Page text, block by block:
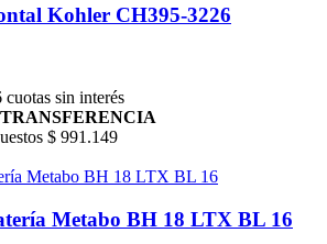
Kohler CH395-3226
sin interés
$ 991.149
Metabo BH 18 LTX BL 16